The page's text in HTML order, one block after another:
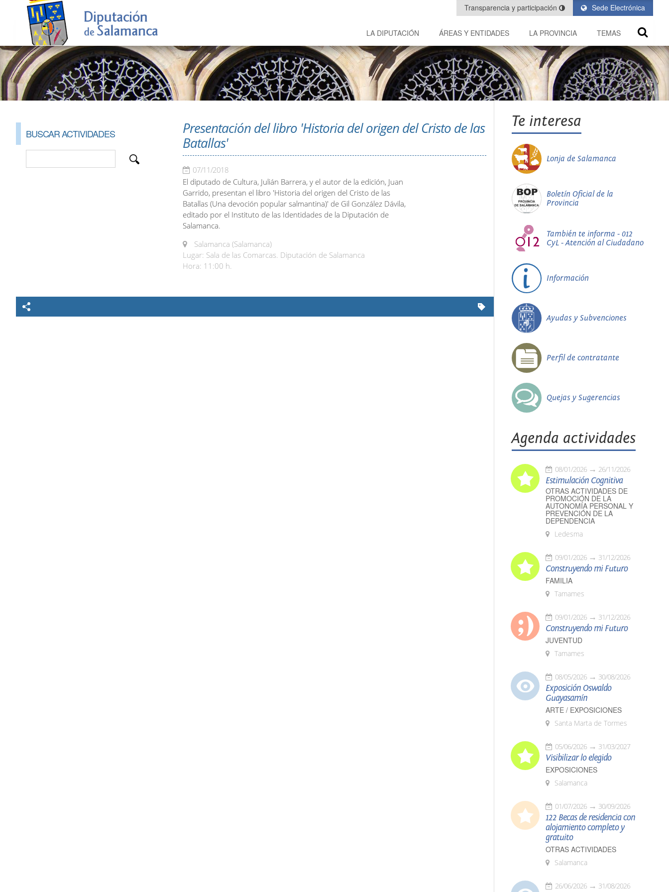
Sede Electrónica
Transparencia y participación
LA DIPUTACIÓN ÁREAS Y ENTIDADES LA PROVINCIA TEMAS
BUSCAR ACTIVIDADES
Presentación del libro 'Historia del origen del Cristo de las
Batallas'
07/11/2018
El diputado de Cultura, Julián Barrera, y el autor de la edición, Juan
Garrido, presentan el libro 'Historia del origen del Cristo de las
Batallas (Una devoción popular salmantina)' de Gil González Dávila,
editado por el Instituto de las Identidades de la Diputación de
Salamanca.
Salamanca (Salamanca)
Lugar: Sala de las Comarcas. Diputación de Salamanca
Hora: 11:00 h.
Te interesa
Lonja de Salamanca
Boletín Oficial de la
Provincia
También te informa - 012
CyL - Atención al Ciudadano
Información
Ayudas y Subvenciones
Perfil de contratante
Quejas y Sugerencias
Agenda actividades
08/01/2026 26/11/2026
Estimulación Cognitiva
OTRAS ACTIVIDADES DE
PROMOCIÓN DE LA
AUTONOMÍA PERSONAL Y
PREVENCIÓN DE LA
DEPENDENCIA
Ledesma
09/01/2026 31/12/2026
Construyendo mi Futuro
FAMILIA
Tamames
09/01/2026 31/12/2026
Construyendo mi Futuro
JUVENTUD
Tamames
08/05/2026 30/08/2026
Exposición Oswaldo
Guayasamín
ARTE / EXPOSICIONES
Santa Marta de Tormes
05/06/2026 31/03/2027
Visibilizar lo elegido
EXPOSICIONES
Salamanca
01/07/2026 30/09/2026
122 Becas de residencia con
alojamiento completo y
gratuito
OTRAS ACTIVIDADES
Salamanca
26/06/2026 31/08/2026